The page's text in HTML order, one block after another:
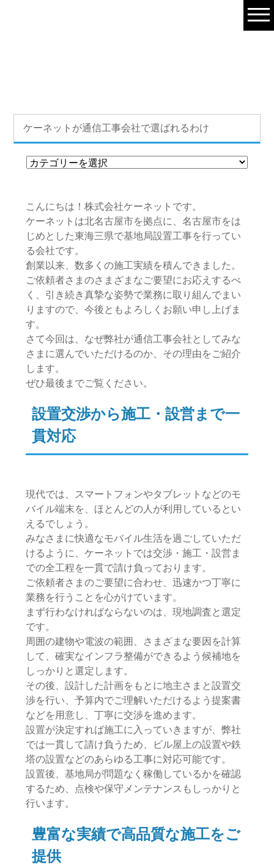
ケーネットが通信工事会社で選ばれるわけ
こんにちは！株式会社ケーネットです。
ケーネットは北名古屋市を拠点に、名古屋市をは
じめとした東海三県で基地局設置工事を行ってい
る会社です。
創業以来、数多くの施工実績を積んできました。
ご依頼者さまのさまざまなご要望にお応えするべ
く、引き続き真摯な姿勢で業務に取り組んでまい
りますので、今後ともよろしくお願い申し上げま
す。
さて今回は、なぜ弊社が通信工事会社としてみな
さまに選んでいただけるのか、その理由をご紹介
します。
ぜひ最後までご覧ください。
設置交渉から施工・設営まで一
貫対応
現代では、スマートフォンやタブレットなどのモ
バイル端末を、ほとんどの人が利用しているとい
えるでしょう。
みなさまに快適なモバイル生活を過ごしていただ
けるように、ケーネットでは交渉・施工・設営ま
での全工程を一貫で請け負っております。
ご依頼者さまのご要望に合わせ、迅速かつ丁寧に
業務を行うことを心がけています。
まず行わなければならないのは、現地調査と選定
です。
周囲の建物や電波の範囲、さまざまな要因を計算
して、確実なインフラ整備ができるよう候補地を
しっかりと選定します。
その後、設計した計画をもとに地主さまと設置交
渉を行い、予算内でご理解いただけるよう提案書
などを用意し、丁寧に交渉を進めます。
設置が決定すれば施工に入っていきますが、弊社
では一貫して請け負うため、ビル屋上の設置や鉄
塔の設置などのあらゆる工事に対応可能です。
設置後、基地局が問題なく稼働しているかを確認
するため、点検や保守メンテナンスもしっかりと
行います。
豊富な実績で高品質な施工をご
提供